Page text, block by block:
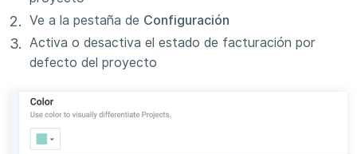
Ve a la pestaña de Configuración
Activa o desactiva el estado de facturación por
defecto del proyecto